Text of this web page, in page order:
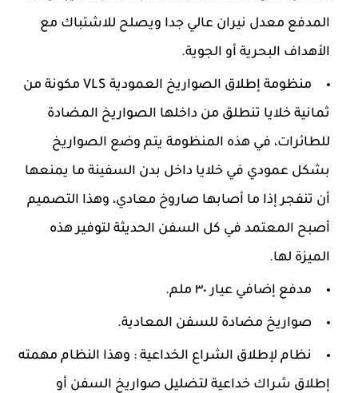
المدفع معدل نيران عالي جدا ويصلح للاشتباك مع
الأهداف البحرية أو الجوية.
منظومة إطلاق الصواريخ العمودية VLS مكونة من
ثمانية خلايا تنطلق من داخلها الصواريخ المضادة
للطائرات، في هذه المنظومة يتم وضع الصواريخ
بشكل عمودي في خلايا داخل بدن السفينة ما يمنعها
أن تنفجر إذا ما أصابها صاروخ معادي، وهذا التصميم
أصبح المعتمد في كل السفن الحديثة لتوفير هذه
الميزة لها.
مدفع إضافي عيار ٣٠ ملم.
صواريخ مضادة للسفن المعادية.
نظام لإطلاق الشراع الخداعية : وهذا النظام مهمته
إطلاق شراك خداعية لتضليل صواريخ السفن أو